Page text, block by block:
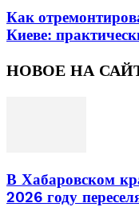
Как
Киеве:
НОВОЕ НА
В Хабаровском
2026 году